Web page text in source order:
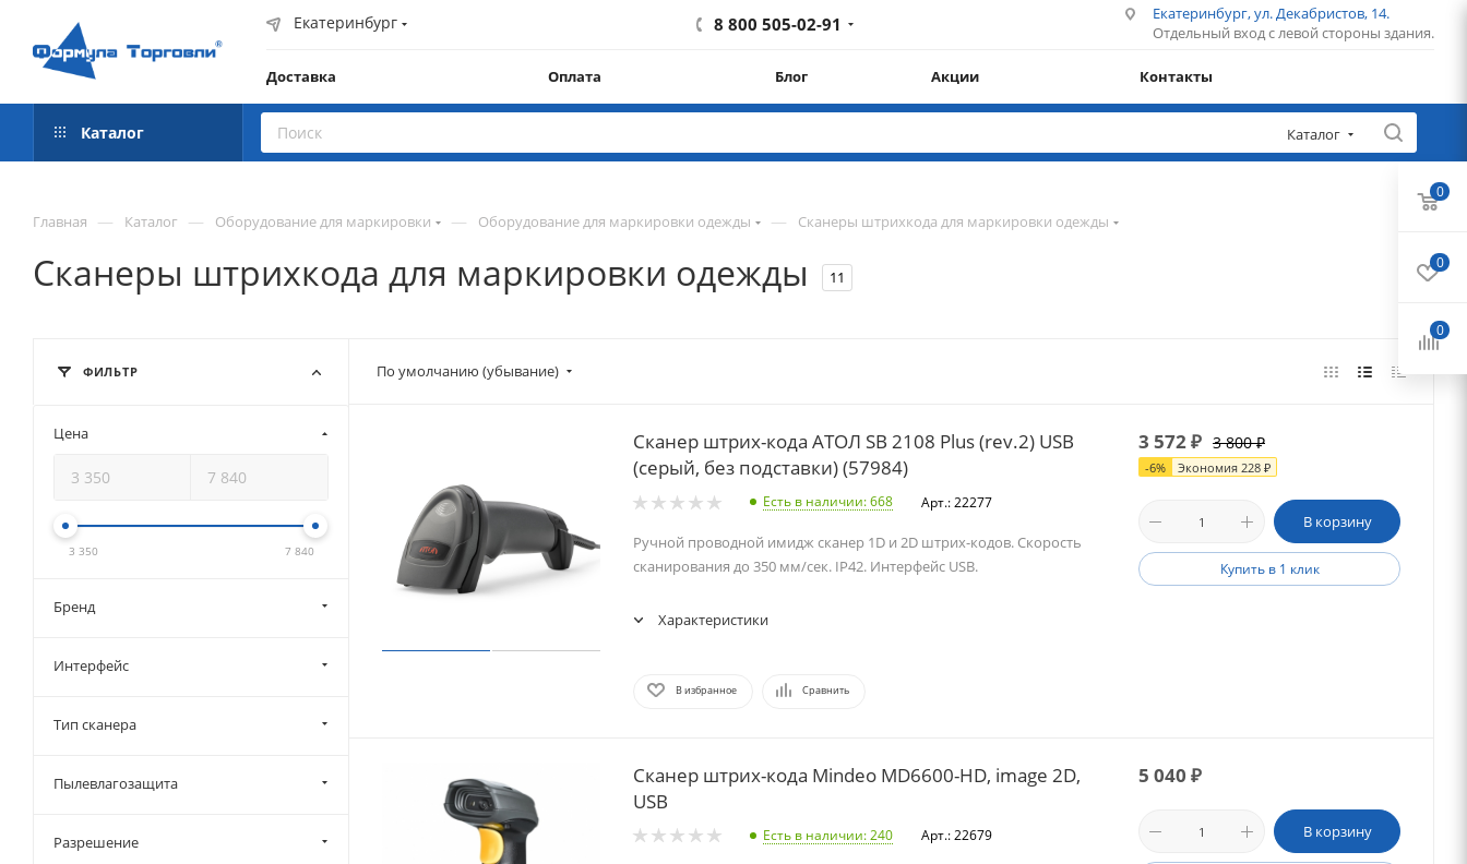
Екатеринбург 8 800 505-02-91
Екатеринбург, ул. Декабристов, 14.
Отдельный вход с левой стороны здания.
Доставка Оплата Блог Акции Контакты
Каталог Каталог
Главная — Каталог — Оборудование для маркировки — Оборудование для маркировки одежды — Сканеры штрихкода для маркировки одежды
Сканеры штрихкода для маркировки одежды 11
По умолчанию (убывание)
Сканер штрих-кода АТОЛ SB 2108 Plus (rev.2) USB
(серый, без подставки) (57984)
Есть в наличии: 668 Арт.: 22277
Ручной проводной имидж сканер 1D и 2D штрих-кодов. Скорость
сканирования до 350 мм/сек. IP42. Интерфейс USB.
Характеристики
В избранное Сравнить
3 572₽ 3 800₽
-6% Экономия 228 ₽
В корзину
Купить в 1 клик
Сканер штрих-кода Mindeo MD6600-HD, image 2D,
USB
Есть в наличии: 240 Арт.: 22679
5 040 ₽
В корзину
ФИЛЬТР
Цена
3 350 7 840
Бренд
Интерфейс
Тип сканера
Пылевлагозащита
Разрешение
0
0
0